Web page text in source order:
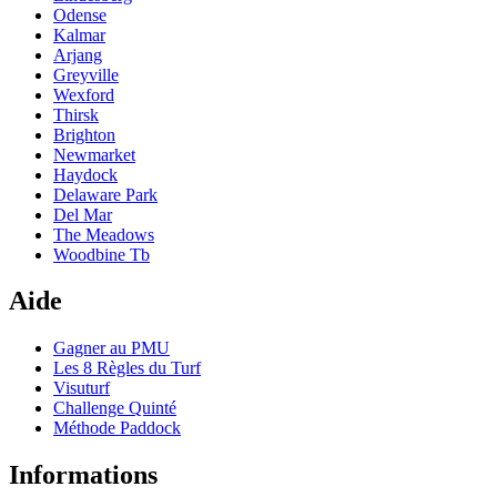
Odense
Kalmar
Arjang
Greyville
Wexford
Thirsk
Brighton
Newmarket
Haydock
Delaware Park
Del Mar
The Meadows
Woodbine Tb
Aide
Gagner au PMU
Les 8 Règles du Turf
Visuturf
Challenge Quinté
Méthode Paddock
Informations